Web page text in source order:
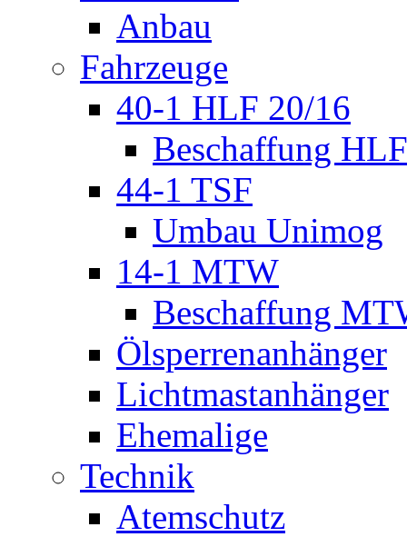
Anbau
Fahrzeuge
40-1 HLF 20/16
Beschaffung HLF
44-1 TSF
Umbau Unimog
14-1 MTW
Beschaffung
Ölsperrenanhänger
Lichtmastanhänger
Ehemalige
Technik
Atemschutz